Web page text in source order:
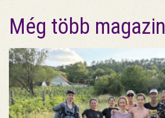
Még több magazin